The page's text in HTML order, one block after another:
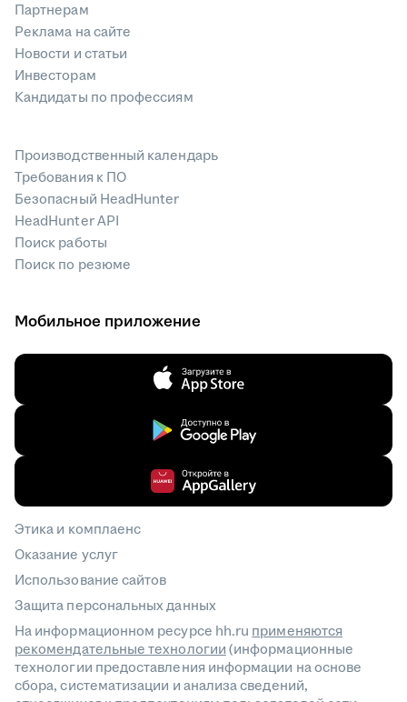
Партнерам
Реклама на сайте
Новости и статьи
Инвесторам
Кандидаты по профессиям
Производственный календарь
Требования к ПО
Безопасный HeadHunter
HeadHunter API
Поиск работы
Поиск по резюме
Мобильное приложение
Этика и комплаенс
Оказание услуг
Использование сайтов
Защита персональных данных
На информационном ресурсе hh.ru применяются
рекомендательные технологии(информационные
технологии предоставления информации на основе
сбора, систематизации и анализа сведений,